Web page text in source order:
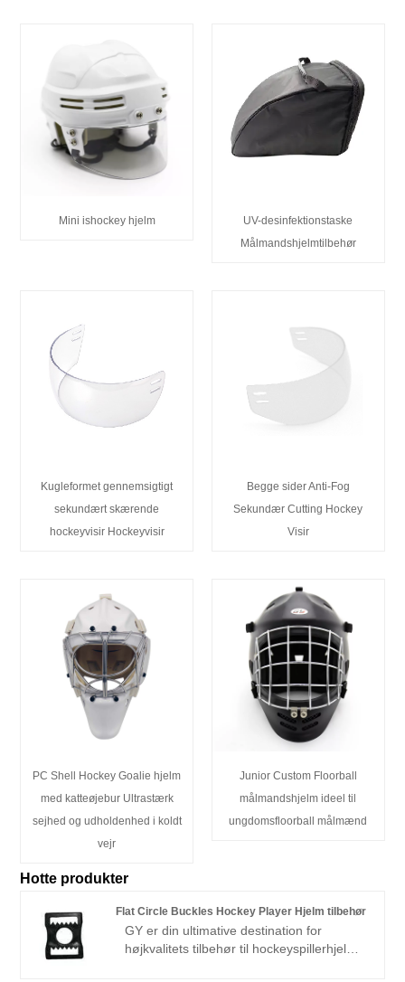
Mini ishockey hjelm
UV-desinfektionstaske
Målmandshjelmtilbehør
Kugleformet gennemsigtigt
sekundært skærende
hockeyvisir Hockeyvisir
Begge sider Anti-Fog
Sekundær Cutting Hockey
Visir
PC Shell Hockey Goalie hjelm
med katteøjebur Ultrastærk
sejhed og udholdenhed i koldt
vejr
Junior Custom Floorball
målmandshjelm ideel til
ungdomsfloorball målmænd
Hotte produkter
Flat Circle Buckles Hockey Player Hjelm tilbehør
GY er din ultimative destination for
højkvalitets tilbehør til hockeyspillerhjelme